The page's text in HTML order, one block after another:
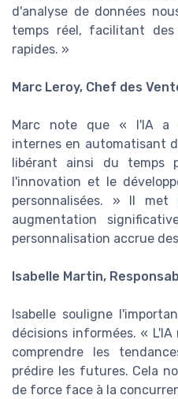
d'analyse de données
temps réel, facilitant
rapides. »
Marc Leroy, Chef des
Marc note que « l'IA a
internes en automatisant
libérant ainsi du temps
l'innovation et le
personnalisées. » Il
augmentation
personnalisation accrue
Isabelle Martin,
Isabelle souligne
décisions informées. «
comprendre les
prédire les futures. Cela
de force face à la